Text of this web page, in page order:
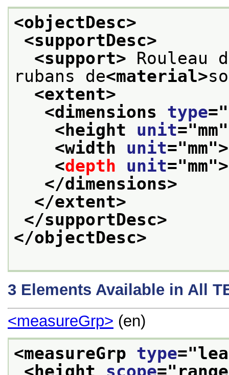
<objectDesc>
<supportDesc>
<support> Rouleau
rubans de<material>
<extent>
<dimensions type="
<height unit="mm
<width unit="mm">
<depth unit="mm">
</dimensions>
</extent>
</supportDesc>
</objectDesc>
3 Elements Available in All
<measureGrp> (en)
<measureGrp type="